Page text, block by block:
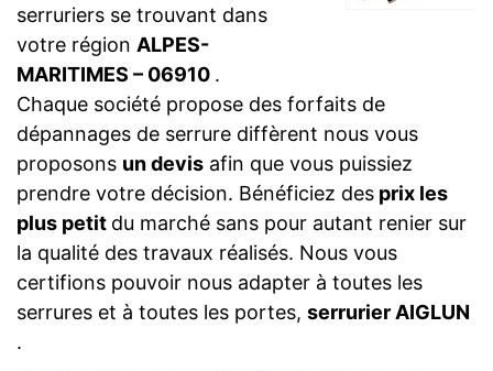
serruriers se trouvant dans
votre région ALPES-
MARITIMES – 06910 .
Chaque société propose des forfaits de
dépannages de serrure diffèrent nous vous
proposons un devis afin que vous puissiez
prendre votre décision. Bénéficiez des prix les
plus petit du marché sans pour autant renier sur
la qualité des travaux réalisés. Nous vous
certifions pouvoir nous adapter à toutes les
serrures et à toutes les portes, serrurier AIGLUN
.